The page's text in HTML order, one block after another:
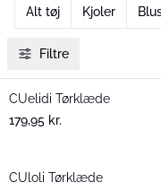
Alt tøj Kjoler
Filtre
Nyhed
CUelidi Tørklæde
179,95 kr.
CUloli Tørklæde